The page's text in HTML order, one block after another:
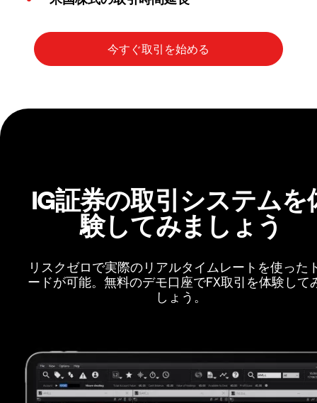
IG証券の取引システムを
験してみましょう
リスクゼロで実際のリアルタイムレートを使った
ードが可能。無料のデモ口座でFX取引を体験して
しょう。